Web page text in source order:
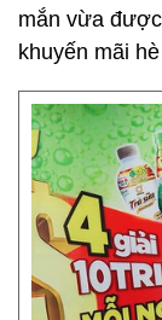
mắn vừa
khuyến mãi